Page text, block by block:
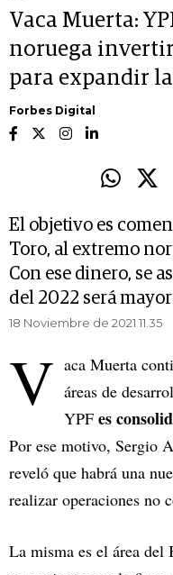
Vaca Muerta:
noruega
para expandir
Forbes Digital
El objetivo es
Toro, al extremo
Con ese dinero, se
del 2022 será
18 Noviembre de 2021 11.35
V aca Muerta
áreas de
YPF es
Por ese motivo, Sergio
reveló que habrá una
realizar operaciones no
La misma es el área